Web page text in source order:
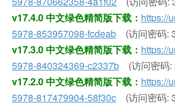
v17.4.0 中文绿色精简版下载： https://
5978-853957098-fcdeab (访问密码:
v17.3.0 中文绿色精简版下载： https://
5978-840324369-c2337b (访问密码:
v17.2.0 中文绿色精简版下载： https://
5978-817479904-58f30c (访问密码: